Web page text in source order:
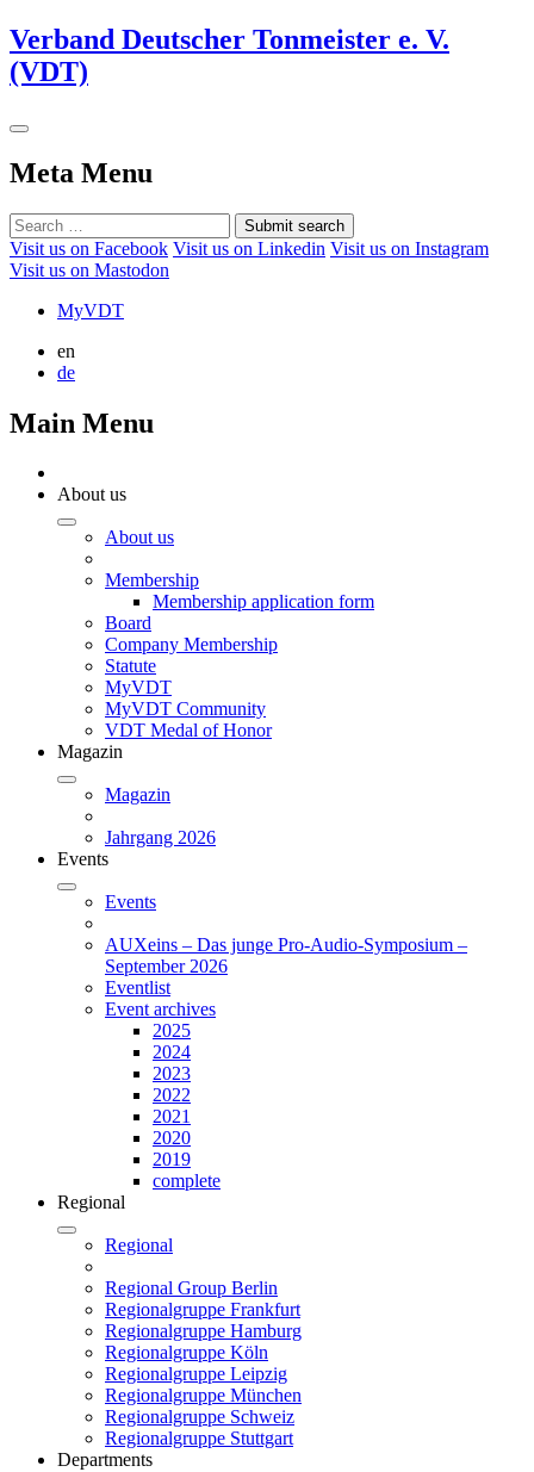
Verband Deutscher Tonmeister e. V.
(VDT)
Meta Menu
Submit search
Visit us on Facebook Visit us on Linkedin Visit us on Instagram
Visit us on Mastodon
MyVDT
en
de
Main Menu
About us
About us
Membership
Membership application form
Board
Company Membership
Statute
MyVDT
MyVDT Community
VDT Medal of Honor
Magazin
Magazin
Jahrgang 2026
Events
Events
AUXeins – Das junge Pro-Audio-Symposium –
September 2026
Eventlist
Event archives
2025
2024
2023
2022
2021
2020
2019
complete
Regional
Regional
Regional Group Berlin
Regionalgruppe Frankfurt
Regionalgruppe Hamburg
Regionalgruppe Köln
Regionalgruppe Leipzig
Regionalgruppe München
Regionalgruppe Schweiz
Regionalgruppe Stuttgart
Departments